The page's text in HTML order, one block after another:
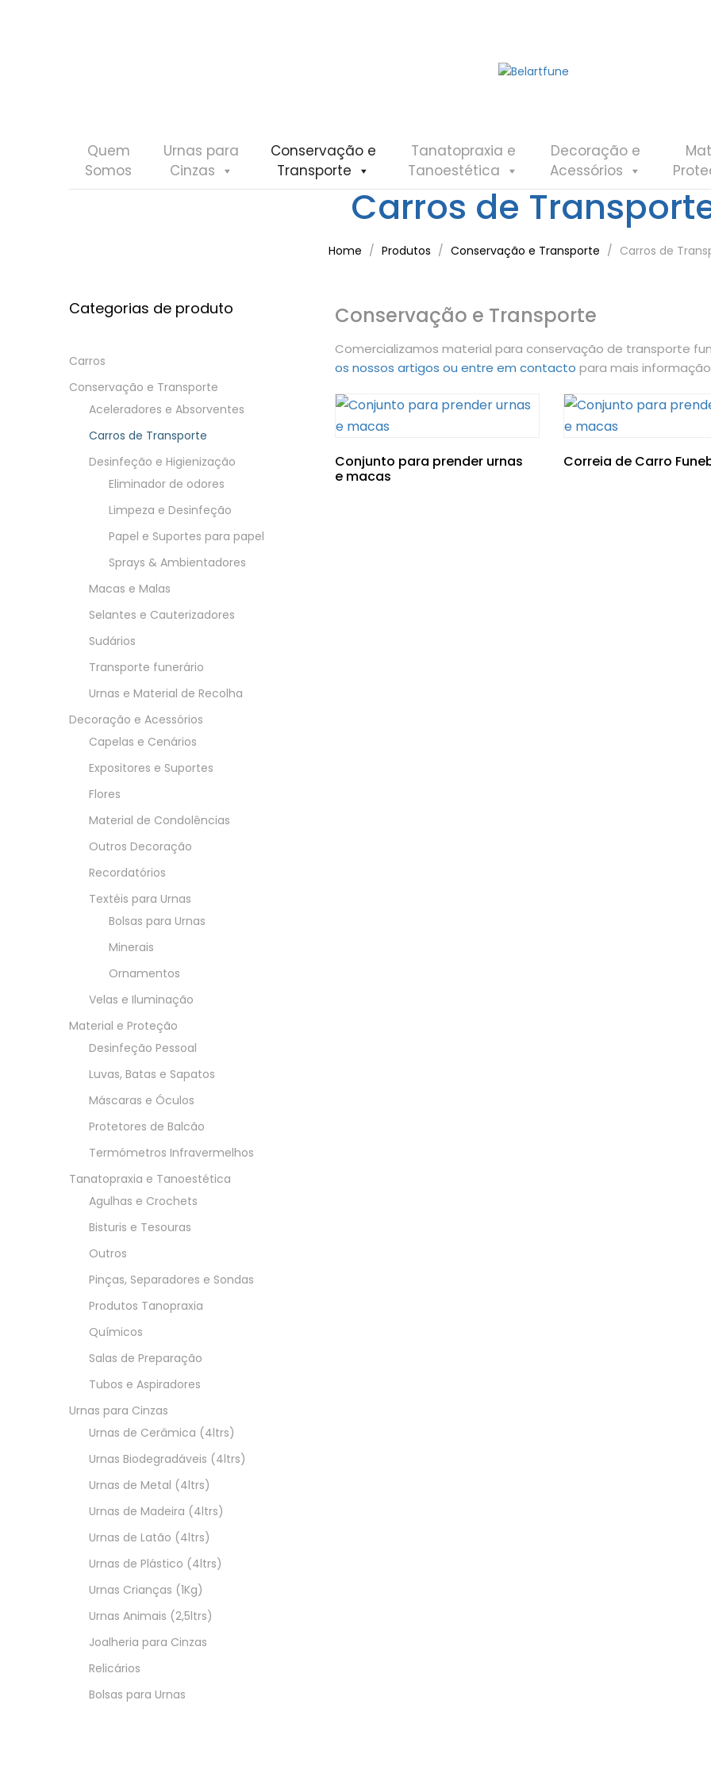
Quem
Somos
Urnas para
Cinzas
Conservação e
Transporte
Tanatopraxia e
Tanoestética
Decoração e
Acessórios
Carros de
Home Produtos Conservação e Transporte Carros de
Conservação e Transporte
Comercializamos material para conservação de transporte
os nossos artigos ou entre em contacto para mais
Conjunto para prender urnas
e macas
Correia de Carro
Categorias de produto
Carros
Conservação e Transporte
Aceleradores e Absorventes
Carros de Transporte
Desinfeção e Higienização
Eliminador de odores
Limpeza e Desinfeção
Papel e Suportes para papel
Sprays & Ambientadores
Macas e Malas
Selantes e Cauterizadores
Sudários
Transporte funerário
Urnas e Material de Recolha
Decoração e Acessórios
Capelas e Cenários
Expositores e Suportes
Flores
Material de Condolências
Outros Decoração
Recordatórios
Textéis para Urnas
Bolsas para Urnas
Minerais
Ornamentos
Velas e Iluminação
Material e Proteção
Desinfeção Pessoal
Luvas, Batas e Sapatos
Máscaras e Óculos
Protetores de Balcão
Termómetros Infravermelhos
Tanatopraxia e Tanoestética
Agulhas e Crochets
Bisturis e Tesouras
Outros
Pinças, Separadores e Sondas
Produtos Tanopraxia
Químicos
Salas de Preparação
Tubos e Aspiradores
Urnas para Cinzas
Urnas de Cerâmica (4ltrs)
Urnas Biodegradáveis (4ltrs)
Urnas de Metal (4ltrs)
Urnas de Madeira (4ltrs)
Urnas de Latão (4ltrs)
Urnas de Plástico (4ltrs)
Urnas Crianças (1Kg)
Urnas Animais (2,5ltrs)
Joalheria para Cinzas
Relicários
Bolsas para Urnas